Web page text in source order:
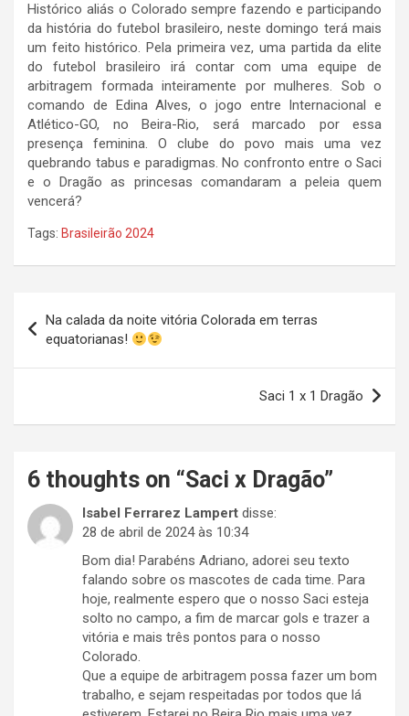
Histórico aliás o Colorado sempre fazendo e participando
da história do futebol brasileiro, neste domingo terá mais
um feito histórico. Pela primeira vez, uma partida da elite
do futebol brasileiro irá contar com uma equipe de
arbitragem formada inteiramente por mulheres. Sob o
comando de Edina Alves, o jogo entre Internacional e
Atlético-GO, no Beira-Rio, será marcado por essa
presença feminina. O clube do povo mais uma vez
quebrando tabus e paradigmas. No confronto entre o Saci
e o Dragão as princesas comandaram a peleia quem
vencerá?
Tags: Brasileirão 2024
de
Post
Na calada da noite vitória Colorada em terras
equatorianas!
Saci 1 x 1 Dragão
6 thoughts on “Saci x Dragão”
Isabel Ferrarez Lampert disse:
28 de abril de 2024 às 10:34
Bom dia! Parabéns Adriano, adorei seu texto
falando sobre os mascotes de cada time. Para
hoje, realmente espero que o nosso Saci esteja
solto no campo, a fim de marcar gols e trazer a
vitória e mais três pontos para o nosso
Colorado.
Que a equipe de arbitragem possa fazer um bom
trabalho, e sejam respeitadas por todos que lá